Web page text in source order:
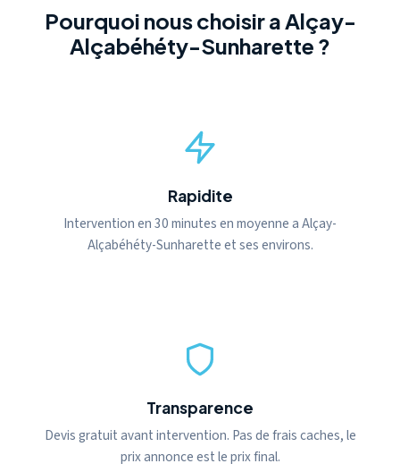
Pourquoi nous choisir a Alçay-
Alçabéhéty-Sunharette ?
Rapidite
Intervention en 30 minutes en moyenne a Alçay-
Alçabéhéty-Sunharette et ses environs.
Transparence
Devis gratuit avant intervention. Pas de frais caches, le
prix annonce est le prix final.